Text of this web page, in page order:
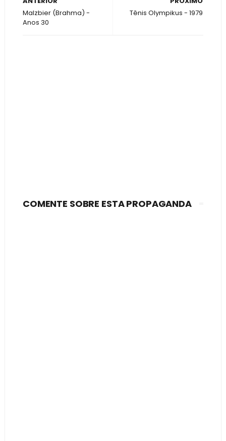
Tênis Olympikus - 1979
Malzbier (Brahma) -
Anos 30
COMENTE SOBRE ESTA PROPAGANDA